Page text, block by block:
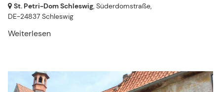
St. Petri-Dom Schleswig, Süderdomstraße,
DE-24837 Schleswig
Weiterlesen